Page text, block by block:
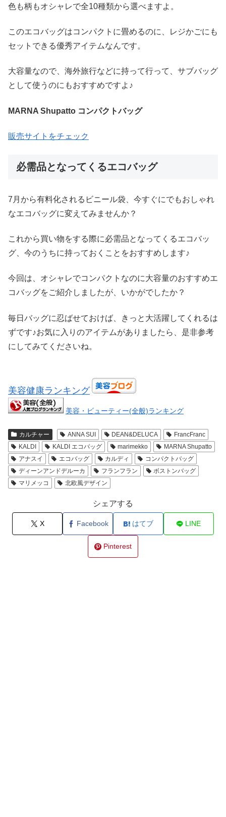
色も柄もオシャレで全10種類から選べますよ。
このエコバッグはコンパクトに畳めるのに、レジかごにも
セットできる優秀アイテムなんです。
大容量なので、海外旅行などに持って行って、サブバッグ
として使うのにもおすすめですよ♪
MARNA Shupatto コンパクトバッグ
販売サイトをチェック
必需品となってくるエコバッグ
7月から有料化されるビニール袋、今すぐにでもおしゃれ
なエコバッグに変えてみませんか？
これから買い物をする際に必需品となってくるエコバッ
グ、今のうちに持っておくことをおすすめします♪
今回は、オシャレでコンパクトなのに大容量のおすすめエ
コバッグをご紹介しましたが、いかがでしたか？
毎日バッグに忍ばせておけば、きっと大活躍してくれるは
ずです♪お気に入りのアイテムがありましたら、是非参考
にしてみてくださいね。
美容健康ランキング
美容・ビューティー(全般)ランキング
カルチャー ANNA SUI DEAN&DELUCA
FrancFranc
KALDI
KALDI エコバッグ marimekko
MARNA Shupatto
アナスイ
エコバッグ カルディ
コンパクトバッグ
ディーンアンドデルーカ
フランフラン
ボストンバッグ
マリメッコ
北欧風デザイン
シェアする
X Facebook はてブ LINE
Pinterest